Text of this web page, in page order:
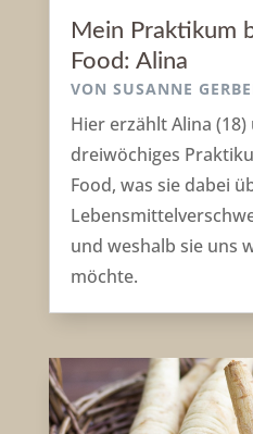
Mein Praktikum
Food: Alina
VON SUSANNE
Hier erzählt Alina
dreiwöchiges
Food, was sie dabei
und weshalb sie uns
möchte.